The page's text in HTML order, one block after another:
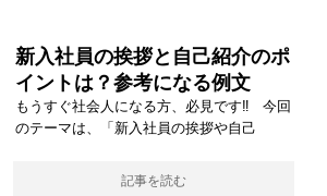
新入社員の挨拶と自己紹介のポ
イントは？参考になる例文
もうすぐ社会人になる方、必見です‼ 今回
のテーマは、「新入社員の挨拶や自己
記事を読む